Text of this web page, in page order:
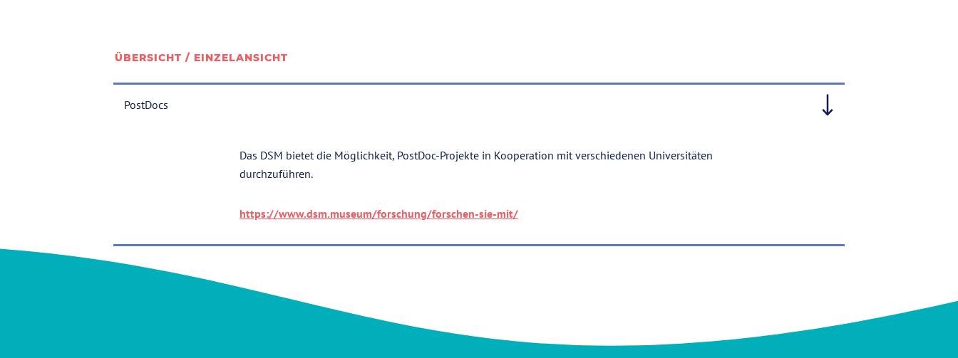
ÜBERSICHT / EINZELANSICHT
PostDocs
Das DSM bietet die Möglichkeit, PostDoc-Projekte in Kooperation mit verschiedenen Universitäten
durchzuführen.
https://www.dsm.museum/forschung/forschen-sie-mit/